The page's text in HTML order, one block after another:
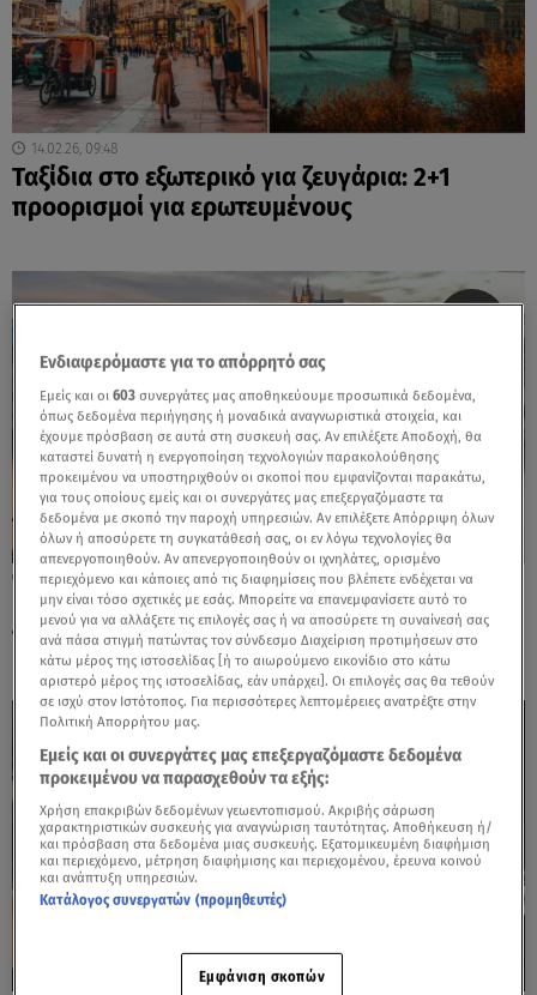
14.02.26, 09:48
Ταξίδια στο εξωτερικό για ζευγάρια: 2+1
προορισμοί για ερωτευμένους
04.12.25, 11:53
Πράγα: Ένα χειμωνιάτικο ταξίδι σε μια
παραμυθένια πρωτεύουσα
Ενδιαφερόμαστε για το απόρρητό σας
Εμείς και οι603 συνεργάτες μας αποθηκεύουμε προσωπικά δεδομένα,
όπως δεδομένα περιήγησης ή μοναδικά αναγνωριστικά στοιχεία, και
έχουμε πρόσβαση σε αυτά στη συσκευή σας. Αν επιλέξετε Αποδοχή, θα
καταστεί δυνατή η ενεργοποίηση τεχνολογιών παρακολούθησης
προκειμένου να υποστηριχθούν οι σκοποί που εμφανίζονται παρακάτω,
για τους οποίους εμείς και οι συνεργάτες μας επεξεργαζόμαστε τα
δεδομένα με σκοπό την παροχή υπηρεσιών. Αν επιλέξετε Απόρριψη όλων
όλων ή αποσύρετε τη συγκατάθεσή σας, οι εν λόγω τεχνολογίες θα
απενεργοποιηθούν. Αν απενεργοποιηθούν οι ιχνηλάτες, ορισμένο
περιεχόμενο και κάποιες από τις διαφημίσεις που βλέπετε ενδέχεται να
μην είναι τόσο σχετικές με εσάς. Μπορείτε να επανεμφανίσετε αυτό το
μενού για να αλλάξετε τις επιλογές σας ή να αποσύρετε τη συναίνεσή σας
ανά πάσα στιγμή πατώντας τον σύνδεσμο Διαχείριση προτιμήσεων στο
κάτω μέρος της ιστοσελίδας [ή το αιωρούμενο εικονίδιο στο κάτω
αριστερό μέρος της ιστοσελίδας, εάν υπάρχει]. Οι επιλογές σας θα τεθούν
σε ισχύ στον Ιστότοπος. Για περισσότερες λεπτομέρειες ανατρέξτε στην
Πολιτική Απορρήτου μας.
Εμείς και οι συνεργάτες μας επεξεργαζόμαστε δεδομένα
προκειμένου να παρασχεθούν τα εξής:
Χρήση επακριβών δεδομένων γεωεντοπισμού. Ακριβής σάρωση
χαρακτηριστικών συσκευής για αναγνώριση ταυτότητας. Αποθήκευση ή/
και πρόσβαση στα δεδομένα μιας συσκευής. Εξατομικευμένη διαφήμιση
και περιεχόμενο, μέτρηση διαφήμισης και περιεχομένου, έρευνα κοινού
και ανάπτυξη υπηρεσιών.
Κατάλογος συνεργατών (προμηθευτές)
Εμφάνιση σκοπών